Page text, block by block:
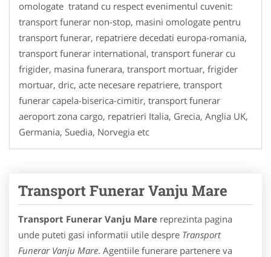
omologate tratand cu respect evenimentul cuvenit:
transport funerar non-stop, masini omologate pentru
transport funerar, repatriere decedati europa-romania,
transport funerar international, transport funerar cu
frigider, masina funerara, transport mortuar, frigider
mortuar, dric, acte necesare repatriere, transport
funerar capela-biserica-cimitir, transport funerar
aeroport zona cargo, repatrieri Italia, Grecia, Anglia UK,
Germania, Suedia, Norvegia etc
Transport Funerar Vanju Mare
Transport Funerar Vanju Mare reprezinta pagina
unde puteti gasi informatii utile despre Transport
Funerar Vanju Mare. Agentiile funerare partenere va